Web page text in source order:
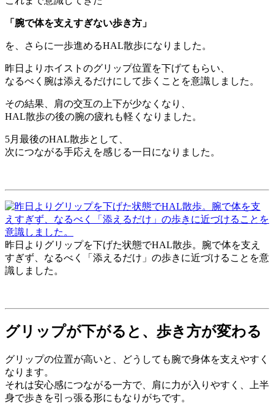
「腕で体を支えすぎない歩き方」
を、さらに一歩進めるHAL散歩になりました。
昨日よりホイストのグリップ位置を下げてもらい、
なるべく腕は添えるだけにして歩くことを意識しました。
その結果、肩の交互の上下が少なくなり、
HAL散歩の後の腕の疲れも軽くなりました。
5月最後のHAL散歩として、
次につながる手応えを感じる一日になりました。
昨日よりグリップを下げた状態でHAL散歩。腕で体を支え
すぎず、なるべく「添えるだけ」の歩きに近づけることを意
識しました。
グリップが下がると、歩き方が変わる
グリップの位置が高いと、どうしても腕で身体を支えやすく
なります。
それは安心感につながる一方で、肩に力が入りやすく、上半
身で歩きを引っ張る形にもなりがちです。